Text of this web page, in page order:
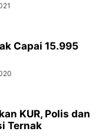
Capai 15.995
KUR, Polis dan
Ternak